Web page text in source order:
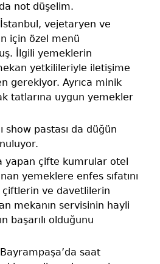
not düşelim.
vejetaryen ve
için özel menü
İlgili yemeklerin
yetkilileriyle iletişime
gerekiyor. Ayrıca minik
tatlarına uygun yemekler
show pastası da düğün
yapan çifte kumrular otel
yemeklere enfes sıfatını
çiftlerin ve davetlilerin
mekanın servisinin hayli
başarılı olduğunu
saat